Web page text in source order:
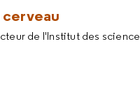
de l'Institut des